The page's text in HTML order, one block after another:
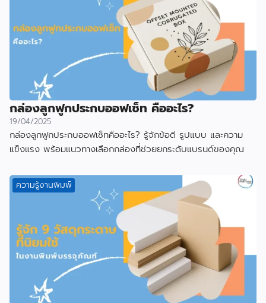
กล่องลูกฟูกประกบออฟเซ็ท คืออะไร?
19/04/2025
กล่องลูกฟูกประกบออฟเซ็ทคืออะไร? รู้จักข้อดี รูปแบบ และความ
แข็งแรง พร้อมแนวทางเลือกกล่องที่ช่วยยกระดับแบรนด์ของคุณ
ความรู้งานพิมพ์